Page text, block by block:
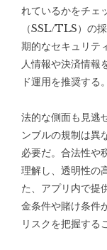
れているかをチェ
（SSL/TLS）の
期的なセキュリテ
人情報や決済情報
ド運用を推奨する。
法的な側面も見逃
ンブルの規制は異
必要だ。合法性や
理解し、透明性の
た、アプリ内で提
金条件や賭け条件
リスクを把握する